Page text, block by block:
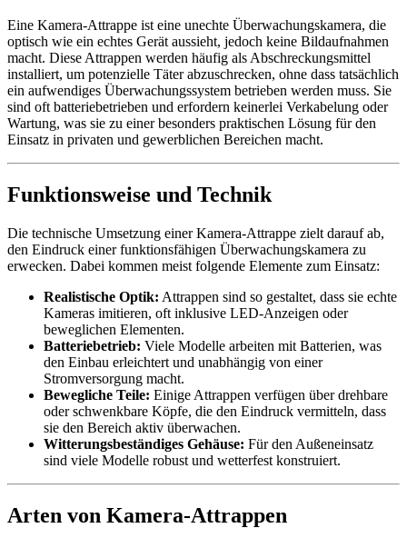
Eine Kamera-Attrappe ist eine unechte Überwachungskamera, die
optisch wie ein echtes Gerät aussieht, jedoch keine Bildaufnahmen
macht. Diese Attrappen werden häufig als Abschreckungsmittel
installiert, um potenzielle Täter abzuschrecken, ohne dass tatsächlich
ein aufwendiges Überwachungssystem betrieben werden muss. Sie
sind oft batteriebetrieben und erfordern keinerlei Verkabelung oder
Wartung, was sie zu einer besonders praktischen Lösung für den
Einsatz in privaten und gewerblichen Bereichen macht.
Funktionsweise und Technik
Die technische Umsetzung einer Kamera-Attrappe zielt darauf ab,
den Eindruck einer funktionsfähigen Überwachungskamera zu
erwecken. Dabei kommen meist folgende Elemente zum Einsatz:
Realistische Optik: Attrappen sind so gestaltet, dass sie echte
Kameras imitieren, oft inklusive LED-Anzeigen oder
beweglichen Elementen.
Batteriebetrieb: Viele Modelle arbeiten mit Batterien, was
den Einbau erleichtert und unabhängig von einer
Stromversorgung macht.
Bewegliche Teile: Einige Attrappen verfügen über drehbare
oder schwenkbare Köpfe, die den Eindruck vermitteln, dass
sie den Bereich aktiv überwachen.
Witterungsbeständiges Gehäuse: Für den Außeneinsatz
sind viele Modelle robust und wetterfest konstruiert.
Arten von Kamera-Attrappen